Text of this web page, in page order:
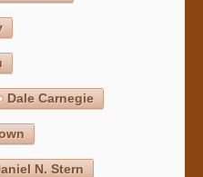
Dale Carnegie
N. Stern